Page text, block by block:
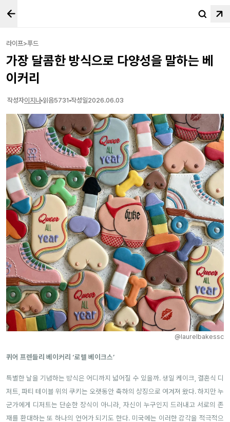
라이프>푸드
가장 달콤한 방식으로 다양성을 말하는 베
이커리
작성자이지나 읽음5731 작성일2026.06.03
@laurelbakessc
퀴어 프렌들리 베이커리 ‘로렐 베이크스’
특별한 날을 기념하는 방식은 어디까지 넓어질 수 있을까. 생일 케이크, 결혼식 디
저트, 파티 테이블 위의 쿠키는 오랫동안 축하의 상징으로 여겨져 왔다. 하지만 누
군가에게 디저트는 단순한 장식이 아니라, 자신이 누구인지 드러내고 서로의 존
재를 환대하는 또 하나의 언어가 되기도 한다. 미국에는 이러한 감각을 적극적으